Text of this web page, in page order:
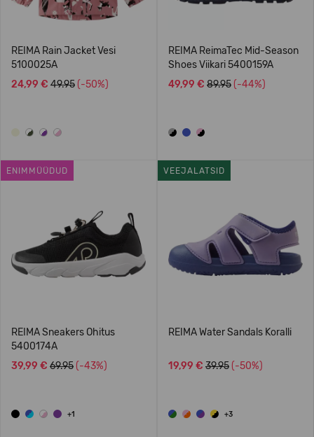
REIMA Rain Jacket Vesi
5100025A
24,99 € 49.95 (-50%)
REIMA ReimaTec Mid-Season
Shoes Viikari 5400159A
49,99 € 89.95 (-44%)
ENIMMÜÜDUD
REIMA Sneakers Ohitus
5400174A
39,99 € 69.95 (-43%)
+1
VEEJALATSID
REIMA Water Sandals Koralli
19,99 € 39.95 (-50%)
+3